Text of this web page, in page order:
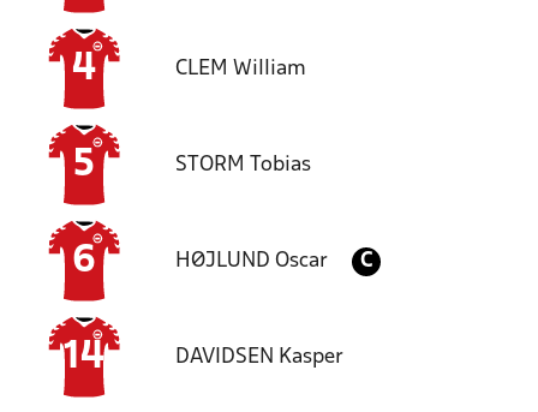
4 CLEM William
5 STORM Tobias
6 HØJLUND Oscar C
14 DAVIDSEN Kasper